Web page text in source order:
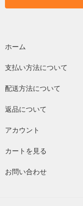
ホーム
支払い方法について
配送方法について
返品について
アカウント
カートを見る
お問い合わせ